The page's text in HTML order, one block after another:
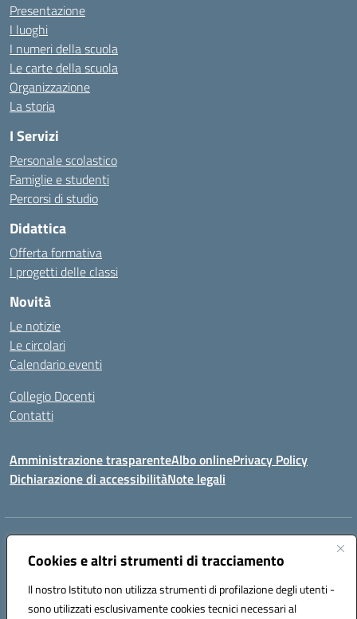
Cookies e altri strumenti di tracciamento
Il nostro Istituto non utilizza strumenti di profilazione degli utenti -
sono utilizzati esclusivamente cookies tecnici necessari al
Presentazione
I luoghi
I numeri della scuola
Le carte della scuola
Organizzazione
La storia
I Servizi
Personale scolastico
Famiglie e studenti
Percorsi di studio
Didattica
Offerta formativa
I progetti delle classi
Novità
Le notizie
Le circolari
Calendario eventi
Collegio Docenti
Contatti
Amministrazione trasparenteAlbo onlinePrivacy Policy
Dichiarazione di accessibilitàNote legali
Indirizzo:
Centralino:+39 0836.341064 Email:leic81300l@istruzione.it
Codice fiscale: 92012610751